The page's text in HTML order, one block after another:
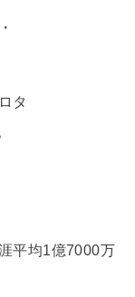
タ
平均1億7000万